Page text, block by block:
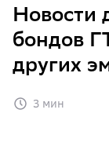
Новости
бондов
других
3 мин